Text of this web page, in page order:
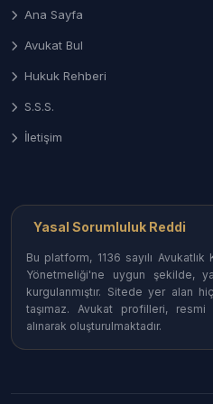
mülkiyet haklarınızın
hizmet tespiti davalarında
ışığında danışmanlık.
Ağrı'nın her noktasındaki
Merkez Avukatları:
bürolarda her türlü
Doğubayazıt
gümrük mevzuatı ve
Patnos Avukatları:
Ana Sayfa
Avukat Bul
Hukuk Rehberi
S.S.S.
İletişim
Yasal Sorumluluk Reddi
Bu platform, 1136 sayılı
Yönetmeliği'ne uygun şekilde,
kurgulanmıştır. Sitede yer alan
taşımaz. Avukat profilleri,
alınarak oluşturulmaktadır.